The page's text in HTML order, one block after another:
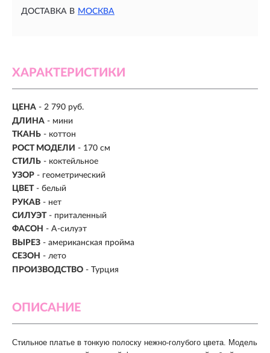
ДОСТАВКА В МОСКВА
ХАРАКТЕРИСТИКИ
ЦЕНА - 2 790 руб.
ДЛИНА - мини
ТКАНЬ - коттон
РОСТ МОДЕЛИ - 170 см
СТИЛЬ - коктейльное
УЗОР - геометрический
ЦВЕТ - белый
РУКАВ - нет
СИЛУЭТ - приталенный
ФАСОН - А-силуэт
ВЫРЕЗ - американская пройма
СЕЗОН - лето
ПРОИЗВОДСТВО - Турция
ОПИСАНИЕ
Стильное платье в тонкую полоску нежно-голубого цвета. Модель